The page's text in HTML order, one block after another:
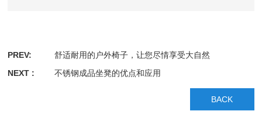
PREV:
舒适耐用的户外椅子，让您尽情享受大自然
NEXT :
不锈钢成品坐凳的优点和应用
BACK